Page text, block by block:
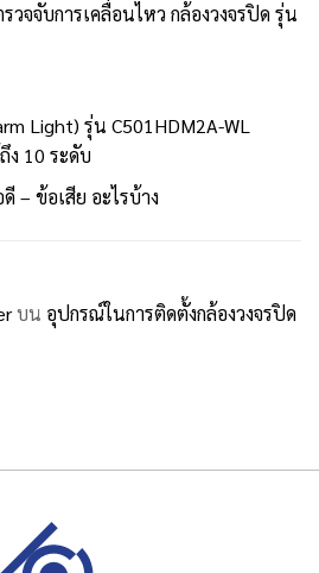
วจจับการเคลื่อนไหว กล้องวงจรปิด รุ่น
Light) รุ่น C501HDM2A-WL
ง 10 ระดับ
– ข้อเสีย อะไรบ้าง
บน อุปกรณ์ในการติดตั้งกล้องวงจรปิด